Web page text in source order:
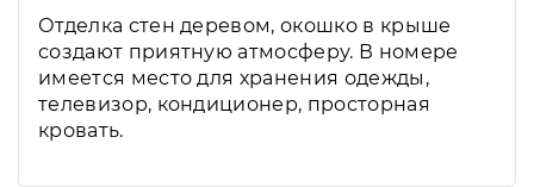
Отделка стен деревом, окошко в крыше
создают приятную атмосферу. В номере
имеется место для хранения одежды,
телевизор, кондиционер, просторная
кровать.